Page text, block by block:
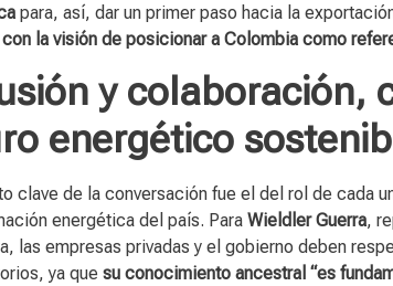
para, así, dar un primer paso hacia la
la visión de posicionar a Colombia como
y colaboración,
energético
clave de la conversación fue el del rol de cada
energética del país. Para Wieldler Guerra,
las empresas privadas y el gobierno deben
ya que su conocimiento ancestral “es